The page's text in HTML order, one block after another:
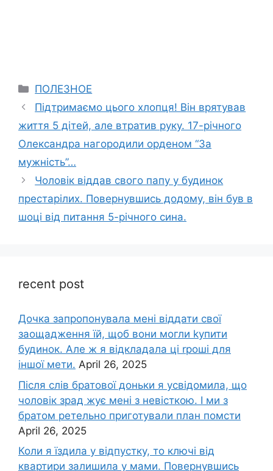
Categories
ПОЛЕЗНОЕ
Підтримаємо цього хлопця! Він врятував
життя 5 дітей, але втратив руку. 17-річного
Олександра нагородили орденом “За
мужність”…
Чоловік віддав свого папу у будинок
престарілих. Повернувшись додому, він був в
шоці від питання 5-річного сина.
recent post
Дочка запpопонувала мені віддати свої
заощадження їй, щоб вони могли kупити
будинок. Але ж я відкладала ці rроші для
іншої мети. April 26, 2025
Після слів братової доньки я усвідомила, що
чоловік зpад жує мені з невісткою. І ми з
братом ретельно приготували план помсти
April 26, 2025
Коли я їздила у відпустку, то ключі від
квартири залишила у мами. Повернувшись